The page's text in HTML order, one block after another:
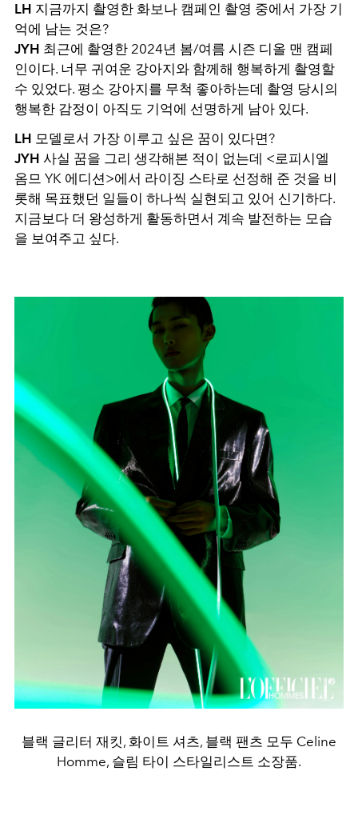
LH 지금까지 촬영한 화보나 캠페인 촬영 중에서 가장 기
억에 남는 것은?
JYH 최근에 촬영한 2024년 봄/여름 시즌 디올 맨 캠페
인이다. 너무 귀여운 강아지와 함께해 행복하게 촬영할
수 있었다. 평소 강아지를 무척 좋아하는데 촬영 당시의
행복한 감정이 아직도 기억에 선명하게 남아 있다.
LH 모델로서 가장 이루고 싶은 꿈이 있다면?
JYH 사실 꿈을 그리 생각해본 적이 없는데 <로피시엘
옴므 YK 에디션>에서 라이징 스타로 선정해 준 것을 비
롯해 목표했던 일들이 하나씩 실현되고 있어 신기하다.
지금보다 더 왕성하게 활동하면서 계속 발전하는 모습
을 보여주고 싶다.
블랙 글리터 재킷, 화이트 셔츠, 블랙 팬츠 모두 Celine
Homme, 슬림 타이 스타일리스트 소장품.